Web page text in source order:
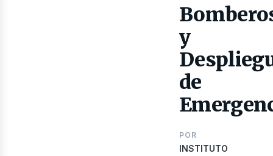
y
de
POR
INSTITUTO